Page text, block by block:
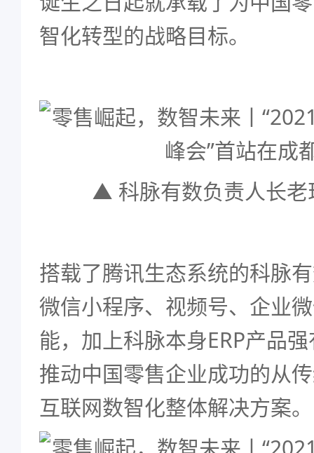
智化转型的战略目标。
▲ 科脉有数负责人长老
搭载了腾讯生态系统的科脉
微信小程序、视频号、企业
能，加上科脉本身ERP产品
推动中国零售企业成功的从
互联网数智化整体解决方案。